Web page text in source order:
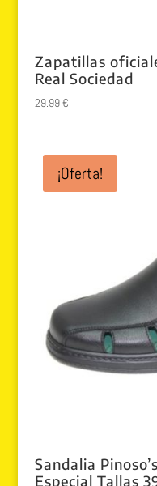
Zapatillas
Real Sociedad
29.99€
¡Oferta!
Sandalia
Especial Tallas